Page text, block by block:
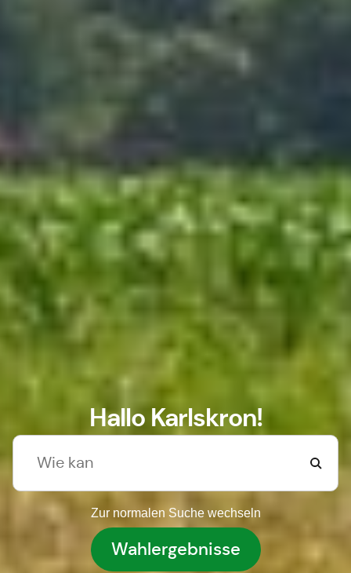
Hallo Karlskron!
Zur normalen Suche wechseln
Wahlergebnisse